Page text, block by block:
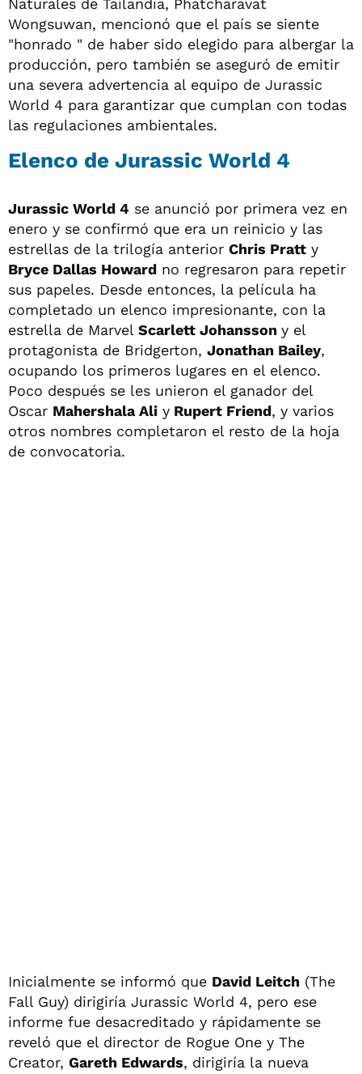
Wongsuwan, mencionó que el país se siente
"honrado " de haber sido elegido para albergar la
producción, pero también se aseguró de emitir
una severa advertencia al equipo de Jurassic
World 4 para garantizar que cumplan con todas
las regulaciones ambientales.
Elenco de Jurassic World 4
Jurassic World 4 se anunció por primera vez en
enero y se confirmó que era un reinicio y las
estrellas de la trilogía anterior Chris Pratt y
Bryce Dallas Howard no regresaron para repetir
sus papeles. Desde entonces, la película ha
completado un elenco impresionante, con la
estrella de Marvel Scarlett Johansson y el
protagonista de Bridgerton, Jonathan Bailey,
ocupando los primeros lugares en el elenco.
Poco después se les unieron el ganador del
Oscar Mahershala Ali y Rupert Friend, y varios
otros nombres completaron el resto de la hoja
de convocatoria.
Inicialmente se informó que David Leitch (The
Fall Guy) dirigiría Jurassic World 4, pero ese
informe fue desacreditado y rápidamente se
reveló que el director de Rogue One y The
Creator, Gareth Edwards, dirigiría la nueva